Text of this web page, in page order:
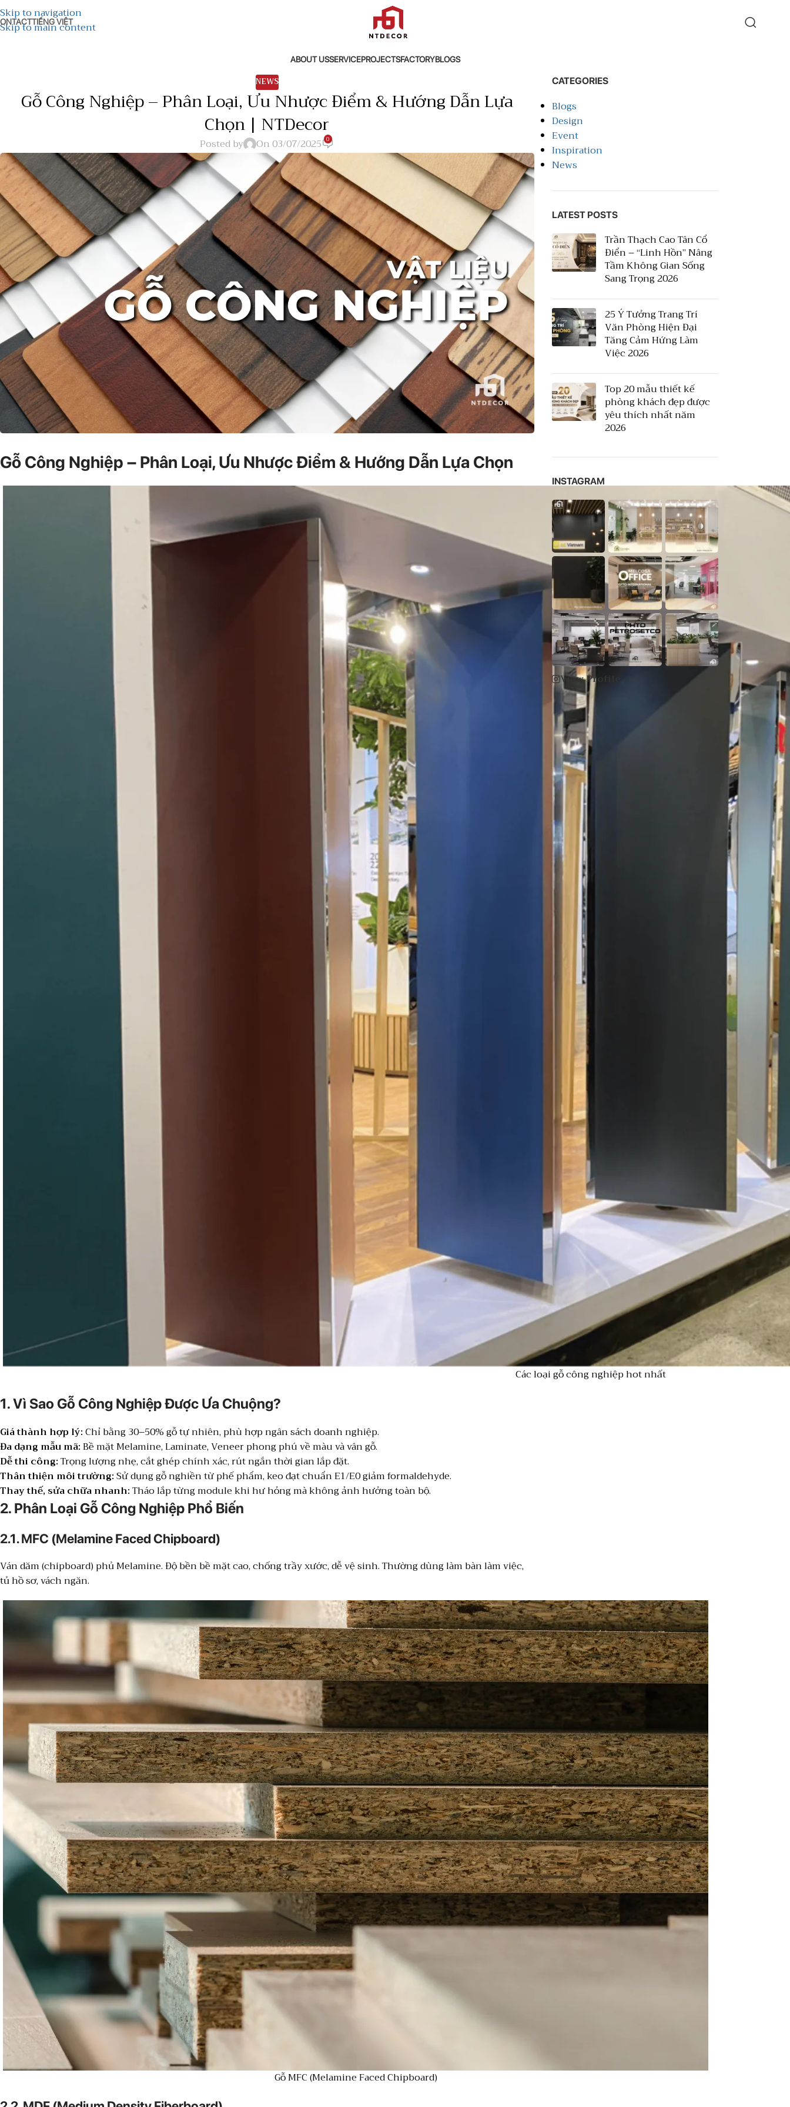
Skip to navigation
Skip to main content
TIẾNG VIỆT
ABOUT USSERVICEPROJECTSFACTORYBLOGS
NEWS
Gỗ Công Nghiệp – Phân Loại, Ưu Nhược Điểm & Hướng Dẫn Lựa
Chọn | NTDecor
Posted by On 03/07/2025 0
Gỗ Công Nghiệp – Phân Loại, Ưu Nhược Điểm & Hướng Dẫn Lựa Chọn
Các loại gỗ công nghiệp hot nhất
1. Vì Sao Gỗ Công Nghiệp Được Ưa Chuộng?
Giá thành hợp lý:Chỉ bằng 30–50% gỗ tự nhiên, phù hợp ngân sách doanh nghiệp.
Đa dạng mẫu mã:Bề mặt Melamine, Laminate, Veneer phong phú về màu và vân gỗ.
Dễ thi công:Trọng lượng nhẹ, cắt ghép chính xác, rút ngắn thời gian lắp đặt.
Thân thiện môi trường:Sử dụng gỗ nghiền từ phế phẩm, keo đạt chuẩn E1/E0 giảm formaldehyde.
Thay thế, sửa chữa nhanh:Tháo lắp từng module khi hư hỏng mà không ảnh hưởng toàn bộ.
2. Phân Loại Gỗ Công Nghiệp Phổ Biến
2.1. MFC (Melamine Faced Chipboard)
Ván dăm (chipboard) phủ Melamine. Độ bền bề mặt cao, chống trầy xước, dễ vệ sinh. Thường dùng làm bàn làm việc,
tủ hồ sơ, vách ngăn.
Gỗ MFC (Melamine Faced Chipboard)
CATEGORIES
Blogs
Design
Event
Inspiration
News
LATEST POSTS
Trần Thạch Cao Tân Cổ
Điển – “Linh Hồn” Nâng
Tầm Không Gian Sống
Sang Trọng 2026
25 Ý Tưởng Trang Trí
Văn Phòng Hiện Đại
Tăng Cảm Hứng Làm
Việc 2026
Top 20 mẫu thiết kế
phòng khách đẹp được
yêu thích nhất năm
2026
INSTAGRAM
View Profile